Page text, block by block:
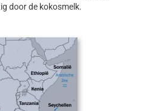
door de kokosmelk.